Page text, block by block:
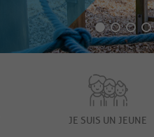
JE SUIS UN JEUNE